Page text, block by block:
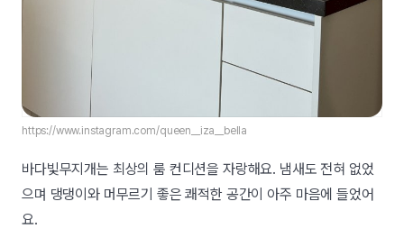
https://www.instagram.com/queen__iza__bella
바다빛무지개는 최상의 룸 컨디션을 자랑해요. 냄새도 전혀 없었
으며 댕댕이와 머무르기 좋은 쾌적한 공간이 아주 마음에 들었어
요.